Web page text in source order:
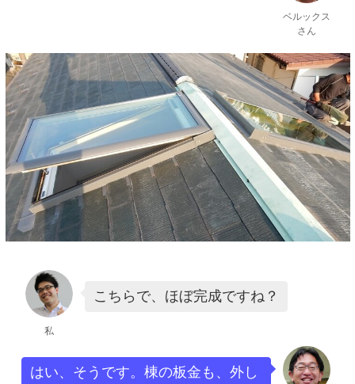
ベルックス
さん
私
こちらで、ほぼ完成ですね？
はい、そうです。棟の板金も、外し